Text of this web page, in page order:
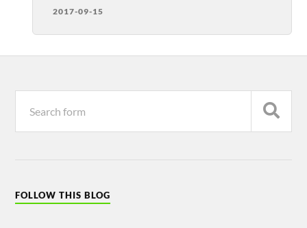
2017-09-15
FOLLOW THIS BLOG